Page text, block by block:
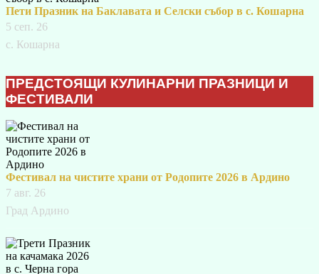
Пети Празник на Баклавата и Селски събор в с. Кошарна
5 сеп. 26
с. Кошарна
ПРЕДСТОЯЩИ КУЛИНАРНИ ПРАЗНИЦИ И
ФЕСТИВАЛИ
Фестивал на чистите храни от Родопите 2026 в Ардино
7 авг. 26
Град Ардино